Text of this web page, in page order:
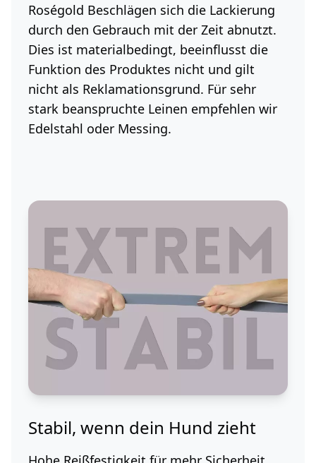
Roségold Beschlägen sich die Lackierung
durch den Gebrauch mit der Zeit abnutzt.
Dies ist materialbedingt, beeinflusst die
Funktion des Produktes nicht und gilt
nicht als Reklamationsgrund. Für sehr
stark beanspruchte Leinen empfehlen wir
Edelstahl oder Messing.
Stabil, wenn dein Hund zieht